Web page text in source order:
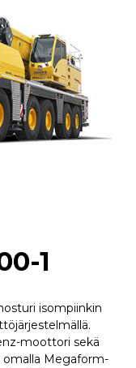
1
isompiinkin
moottori sekä
Megaform-